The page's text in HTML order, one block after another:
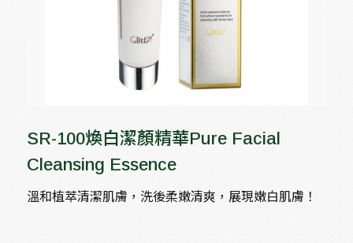
SR-100煥白潔顏精華Pure Facial
Cleansing Essence
溫和植萃清潔肌膚，洗後柔嫩清爽，展現嫩白肌膚！